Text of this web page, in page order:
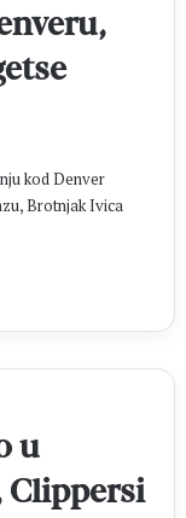
kod Denver
Brotnjak Ivica
u
Clippersi